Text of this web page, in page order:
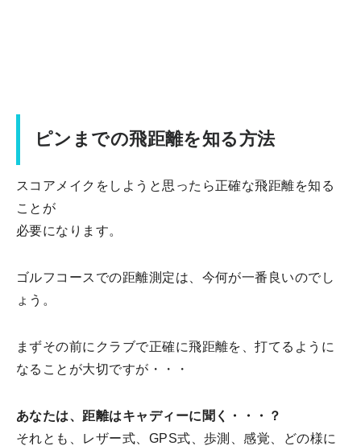
ピンまでの飛距離を知る方法
スコアメイクをしようと思ったら正確な飛距離を知る
ことが
必要になります。
ゴルフコースでの距離測定は、今何が一番良いのでし
ょう。
まずその前にクラブで正確に飛距離を、打てるように
なることが大切ですが・・・
あなたは、距離はキャディーに聞く・・・？
それとも、レザー式、GPS式、歩測、感覚、どの様に